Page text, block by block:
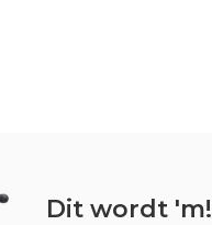
Dit wordt 'm!